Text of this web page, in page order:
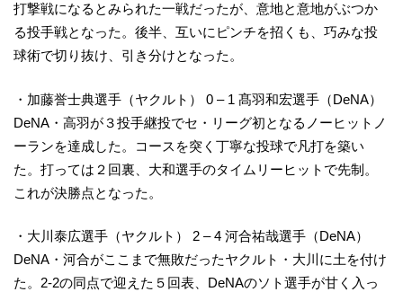
打撃戦になるとみられた一戦だったが、意地と意地がぶつか
る投手戦となった。後半、互いにピンチを招くも、巧みな投
球術で切り抜け、引き分けとなった。
・加藤誉士典選手（ヤクルト） 0 – 1 髙羽和宏選手（DeNA）
DeNA・高羽が３投手継投でセ・リーグ初となるノーヒットノ
ーランを達成した。コースを突く丁寧な投球で凡打を築い
た。打っては２回裏、大和選手のタイムリーヒットで先制。
これが決勝点となった。
・大川泰広選手（ヤクルト） 2 – 4 河合祐哉選手（DeNA）
DeNA・河合がここまで無敗だったヤクルト・大川に土を付け
た。2-2の同点で迎えた５回表、DeNAのソト選手が甘く入っ